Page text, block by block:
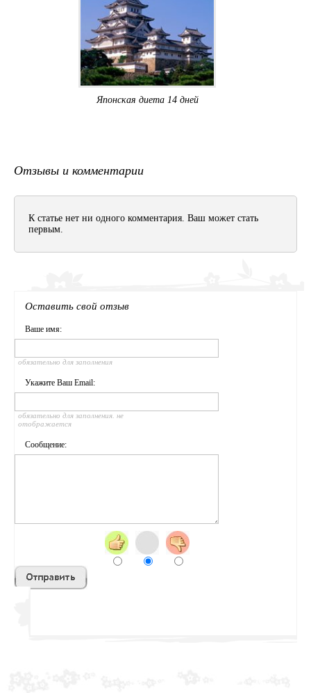
Японская диета 14 дней
Отзывы и комментарии
К статье нет ни одного комментария. Ваш может стать
первым.
Оставить свой отзыв
Ваше имя:
обязательно для заполнения
Укажите Ваш Email:
обязательно для заполнения. не
отображается
Сообщение: